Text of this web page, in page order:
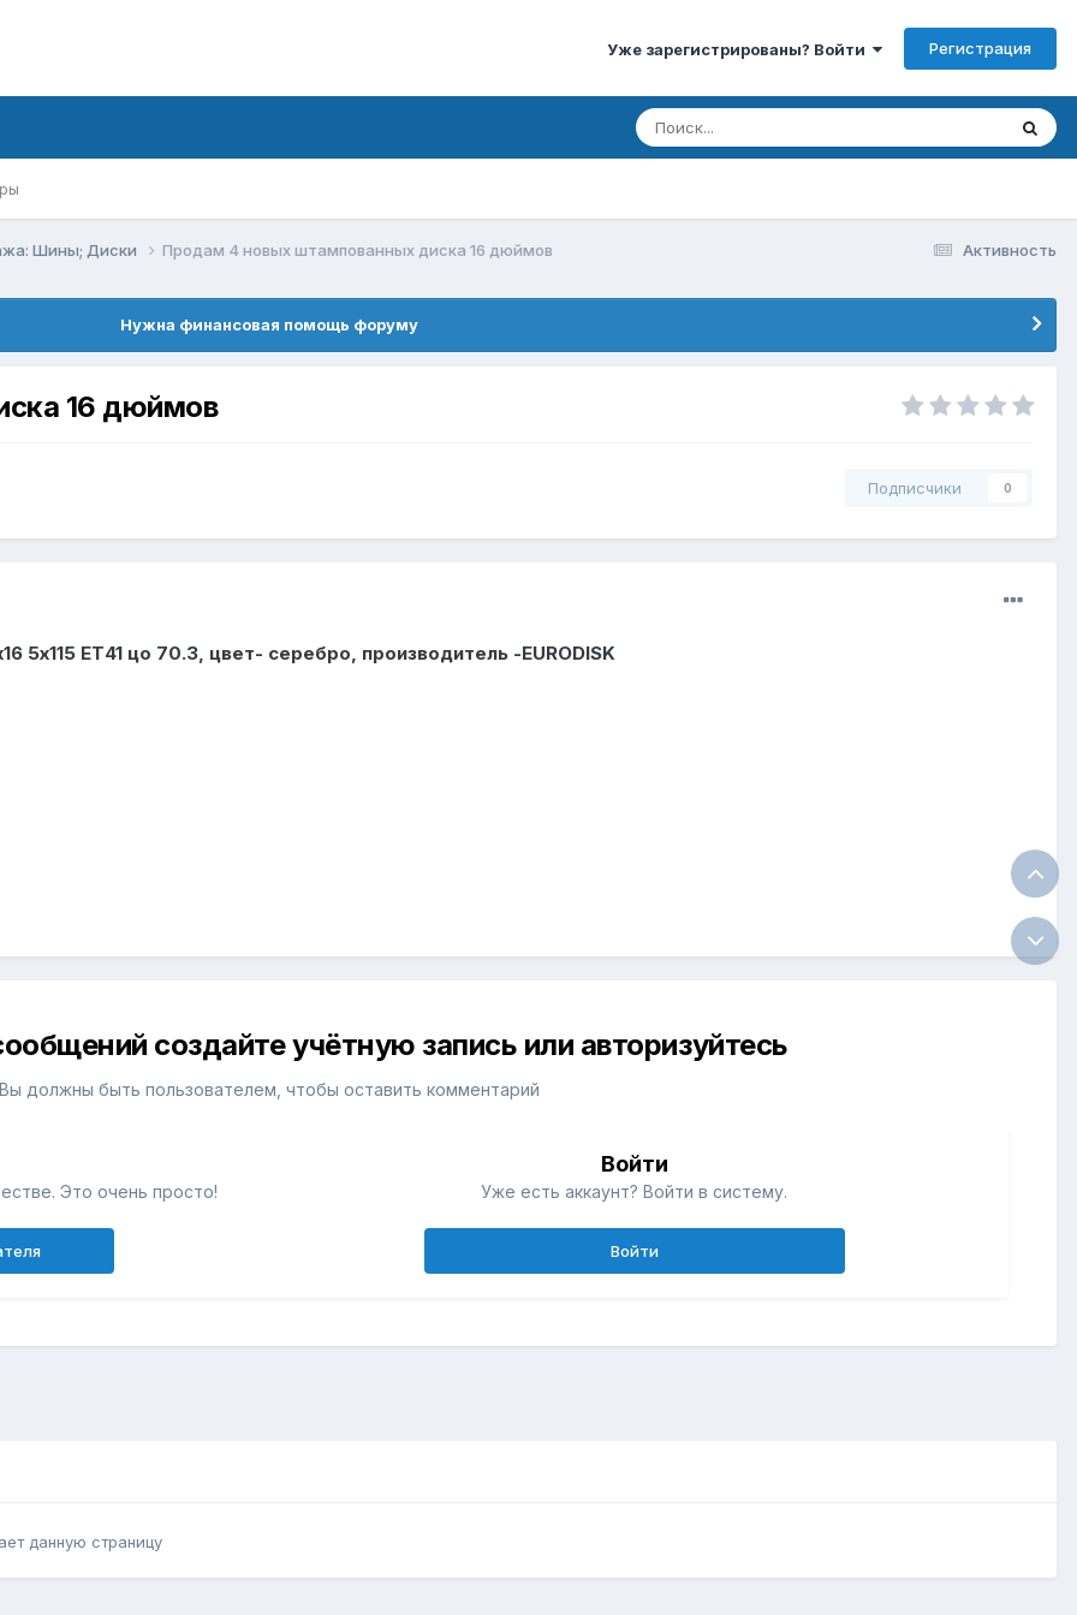
Уже зарегистрированы? Войти Регистрация
Активность
Шины; Диски Продам 4 новых штампованных диска 16 дюймов
Нужна финансовая помощь форуму
16 дюймов
Подписчики 0
5х115 ЕТ41 цо 70.3, цвет- серебро, производитель -EURODISK
создайте учётную запись или авторизуйтесь
Вы должны быть пользователем, чтобы оставить комментарий
Это очень просто!
Войти
Уже есть аккаунт? Войти в систему.
Войти
данную страницу